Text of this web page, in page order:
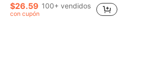
$26.59 100+ vendidos
con cupón